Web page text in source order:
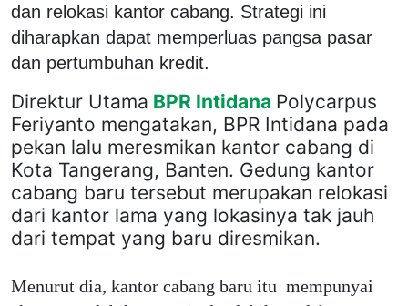
dan relokasi kantor cabang. Strategi ini
diharapkan dapat memperluas pangsa pasar
dan pertumbuhan kredit.
Direktur Utama BPR Intidana Polycarpus
Feriyanto mengatakan, BPR Intidana pada
pekan lalu meresmikan kantor cabang di
Kota Tangerang, Banten. Gedung kantor
cabang baru tersebut merupakan relokasi
dari kantor lama yang lokasinya tak jauh
dari tempat yang baru diresmikan.
Menurut dia, kantor cabang baru itu mempunyai